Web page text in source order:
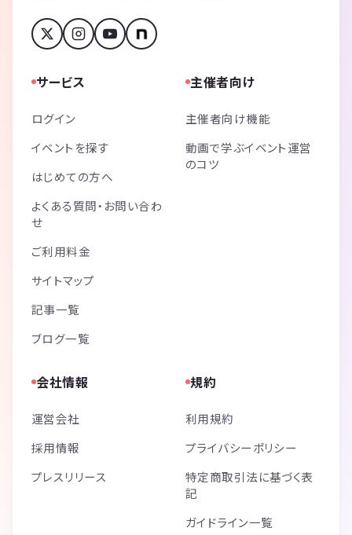
サービス
ログイン
イベントを探す
はじめての方へ
よくある質問・お問い合わ
せ
ご利用料金
サイトマップ
記事一覧
ブログ一覧
主催者向け
主催者向け機能
動画で学ぶイベント運営
のコツ
会社情報
運営会社
採用情報
プレスリリース
規約
利用規約
プライバシーポリシー
特定商取引法に基づく表
記
ガイドライン一覧